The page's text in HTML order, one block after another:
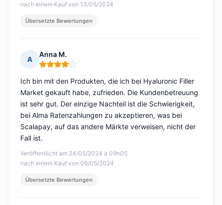
nach einem Kauf von 13/05/2024
Übersetzte Bewertungen
A
Anna M.
Hinweis: 4 von 5
Veröffentlicht am 24/05/2024 à 09h05
nach einem Kauf von 06/05/2024
Ich bin mit den Produkten, die ich bei Hyaluronic Filler
Market gekauft habe, zufrieden. Die Kundenbetreuung
ist sehr gut. Der einzige Nachteil ist die Schwierigkeit,
bei Alma Ratenzahlungen zu akzeptieren, was bei
Scalapay, auf das andere Märkte verweisen, nicht der
Fall ist.
Übersetzte Bewertungen